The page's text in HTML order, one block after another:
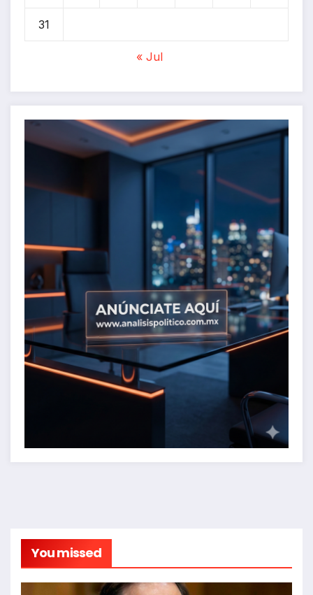
31
« Jul
You missed